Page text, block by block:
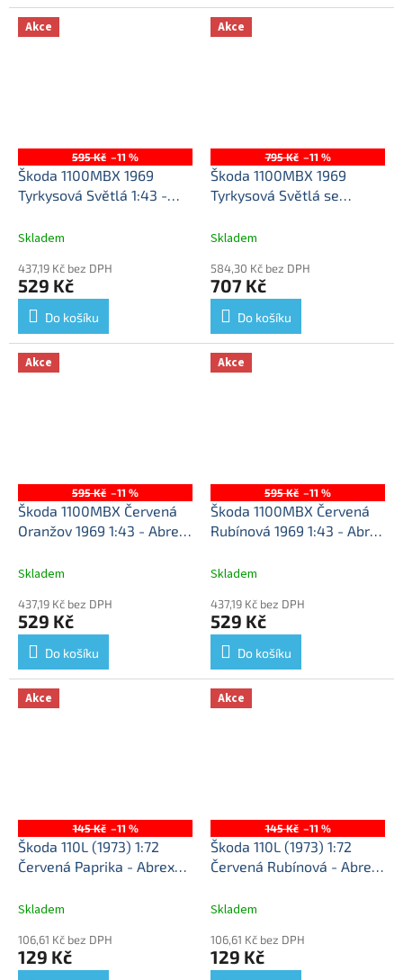
Akce
595 Kč –11 %
Škoda 1100MBX 1969
Tyrkysová Světlá 1:43 -
(1969) 1:43 - Tyrkysová
auta
Skladem
437,19 Kč bez DPH
529 Kč
Do košíku
Akce
795 Kč –11 %
Škoda 1100MBX 1969
Tyrkysová Světlá se
kufrem 1:43 - Abrex
Tyrkysová Světlá - kovový
model auta
Skladem
584,30 Kč bez DPH
707 Kč
Do košíku
Akce
595 Kč –11 %
Škoda 1100MBX Červená
Oranžov 1969 1:43 - Abrex
model
Skladem
437,19 Kč bez DPH
529 Kč
Do košíku
Akce
595 Kč –11 %
Škoda 1100MBX Červená
Rubínová 1969 1:43 - Abrex
model
Skladem
437,19 Kč bez DPH
529 Kč
Do košíku
Akce
145 Kč –11 %
Škoda 110L (1973) 1:72
Červená Paprika - Abrex
auta
Skladem
106,61 Kč bez DPH
129 Kč
Akce
145 Kč –11 %
Škoda 110L (1973) 1:72
Červená Rubínová - Abrex
auta
Skladem
106,61 Kč bez DPH
129 Kč